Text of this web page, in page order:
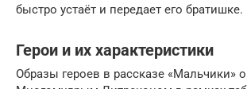
быстро устаёт и передает его братишке.
Герои и их характеристики
Образы героев в рассказе «Мальчики»